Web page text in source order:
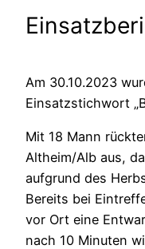
Am 30.10.2023
Einsatzstichwort
Mit 18 Mann
Altheim/Alb aus,
aufgrund des
Bereits bei
vor Ort eine
nach 10 Minuten